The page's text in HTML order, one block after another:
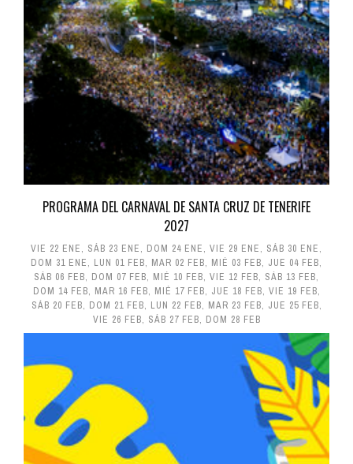
PROGRAMA DEL CARNAVAL DE SANTA CRUZ DE TENERIFE
2027
VIE 22 ENE, SÁB 23 ENE, DOM 24 ENE, VIE 29 ENE, SÁB 30 ENE,
DOM 31 ENE, LUN 01 FEB, MAR 02 FEB, MIÉ 03 FEB, JUE 04 FEB,
SÁB 06 FEB, DOM 07 FEB, MIÉ 10 FEB, VIE 12 FEB, SÁB 13 FEB,
DOM 14 FEB, MAR 16 FEB, MIÉ 17 FEB, JUE 18 FEB, VIE 19 FEB,
SÁB 20 FEB, DOM 21 FEB, LUN 22 FEB, MAR 23 FEB, JUE 25 FEB,
VIE 26 FEB, SÁB 27 FEB, DOM 28 FEB